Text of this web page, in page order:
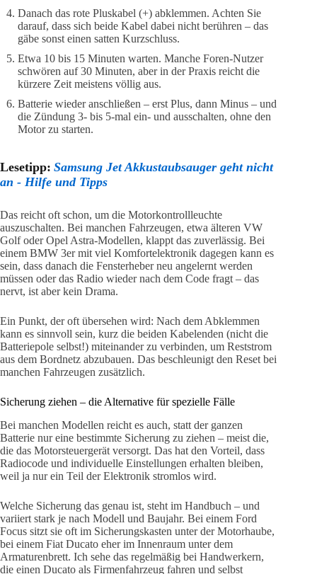
Danach das rote Pluskabel (+) abklemmen. Achten Sie
darauf, dass sich beide Kabel dabei nicht berühren – das
gäbe sonst einen satten Kurzschluss.
Etwa 10 bis 15 Minuten warten. Manche Foren-Nutzer
schwören auf 30 Minuten, aber in der Praxis reicht die
kürzere Zeit meistens völlig aus.
Batterie wieder anschließen – erst Plus, dann Minus – und
die Zündung 3- bis 5-mal ein- und ausschalten, ohne den
Motor zu starten.
Lesetipp: Samsung Jet Akkustaubsauger geht nicht
an - Hilfe und Tipps
Das reicht oft schon, um die Motorkontrollleuchte
auszuschalten. Bei manchen Fahrzeugen, etwa älteren VW
Golf oder Opel Astra-Modellen, klappt das zuverlässig. Bei
einem BMW 3er mit viel Komfortelektronik dagegen kann es
sein, dass danach die Fensterheber neu angelernt werden
müssen oder das Radio wieder nach dem Code fragt – das
nervt, ist aber kein Drama.
Ein Punkt, der oft übersehen wird: Nach dem Abklemmen
kann es sinnvoll sein, kurz die beiden Kabelenden (nicht die
Batteriepole selbst!) miteinander zu verbinden, um Reststrom
aus dem Bordnetz abzubauen. Das beschleunigt den Reset bei
manchen Fahrzeugen zusätzlich.
Sicherung ziehen – die Alternative für spezielle Fälle
Bei manchen Modellen reicht es auch, statt der ganzen
Batterie nur eine bestimmte Sicherung zu ziehen – meist die,
die das Motorsteuergerät versorgt. Das hat den Vorteil, dass
Radiocode und individuelle Einstellungen erhalten bleiben,
weil ja nur ein Teil der Elektronik stromlos wird.
Welche Sicherung das genau ist, steht im Handbuch – und
variiert stark je nach Modell und Baujahr. Bei einem Ford
Focus sitzt sie oft im Sicherungskasten unter der Motorhaube,
bei einem Fiat Ducato eher im Innenraum unter dem
Armaturenbrett. Ich sehe das regelmäßig bei Handwerkern,
die einen Ducato als Firmenfahrzeug fahren und selbst